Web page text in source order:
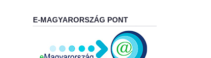
E-MAGYARORSZÁG PONT